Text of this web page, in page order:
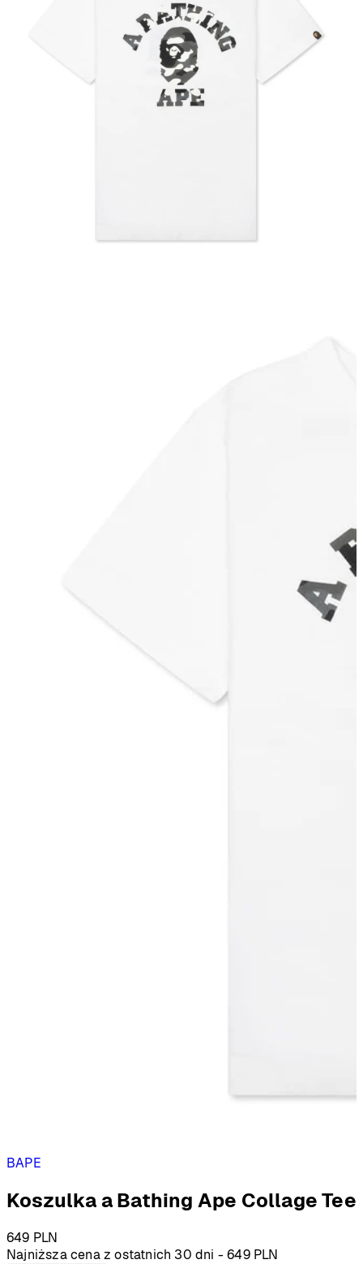
BAPE
Koszulka a Bathing Ape Collage Tee
649 PLN
Najniższa cena z ostatnich 30 dni -649 PLN